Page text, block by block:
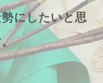
にしたいと思